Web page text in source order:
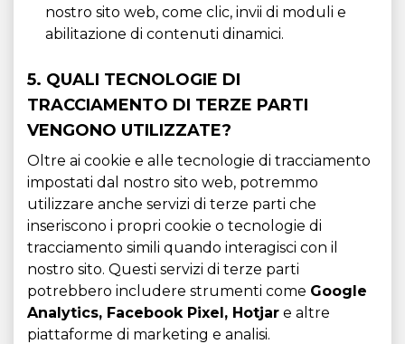
nostro sito web, come clic, invii di moduli e
abilitazione di contenuti dinamici.
5. QUALI TECNOLOGIE DI
TRACCIAMENTO DI TERZE PARTI
VENGONO UTILIZZATE?
Oltre ai cookie e alle tecnologie di tracciamento
impostati dal nostro sito web, potremmo
utilizzare anche servizi di terze parti che
inseriscono i propri cookie o tecnologie di
tracciamento simili quando interagisci con il
nostro sito. Questi servizi di terze parti
potrebbero includere strumenti come Google
Analytics, Facebook Pixel, Hotjar e altre
piattaforme di marketing e analisi.